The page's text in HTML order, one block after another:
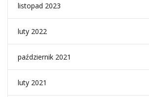
listopad 2023
luty 2022
październik 2021
luty 2021